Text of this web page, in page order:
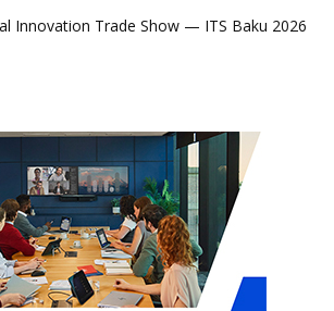
Innovation Trade Show — ITS Baku 2026